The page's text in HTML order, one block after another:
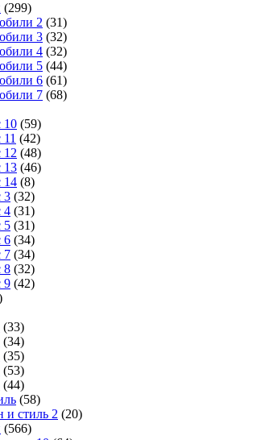
(299)
2 (31)
3 (32)
4 (32)
5 (44)
6 (61)
7 (68)
10 (59)
(42)
12 (48)
13 (46)
14 (8)
3 (32)
4 (31)
5 (31)
6 (34)
7 (34)
8 (32)
9 (42)
(33)
(34)
(35)
(53)
(44)
(58)
и стиль 2 (20)
(566)